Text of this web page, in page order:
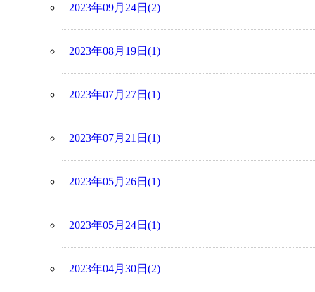
2023年09月24日(2)
2023年08月19日(1)
2023年07月27日(1)
2023年07月21日(1)
2023年05月26日(1)
2023年05月24日(1)
2023年04月30日(2)